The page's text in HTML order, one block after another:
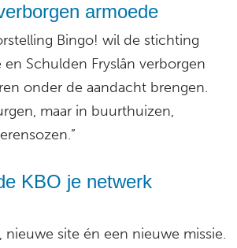
armoede
Bingo! wil de stichting
Schulden Fryslân verborgen
onder de aandacht brengen.
maar in buurthuizen,
KBO je netwerk
nieuwe site én een nieuwe missie.